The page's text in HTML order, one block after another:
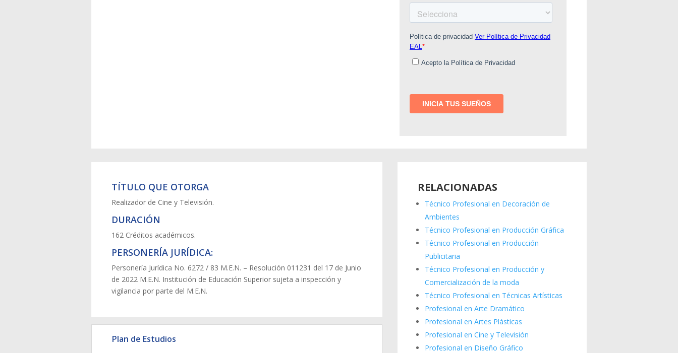
TÍTULO QUE OTORGA
Realizador de Cine y Televisión.
DURACIÓN
162 Créditos académicos.
PERSONERÍA JURÍDICA:
Personería Jurídica No. 6272 / 83 M.E.N. – Resolución 011231 del 17 de Junio
de 2022 M.E.N. Institución de Educación Superior sujeta a inspección y
vigilancia por parte del M.E.N.
Plan de Estudios
RELACIONADAS
Técnico Profesional en Decoración de
Ambientes
Técnico Profesional en Producción Gráfica
Técnico Profesional en Producción
Publicitaria
Técnico Profesional en Producción y
Comercialización de la moda
Técnico Profesional en Técnicas Artísticas
Profesional en Arte Dramático
Profesional en Artes Plásticas
Profesional en Cine y Televisión
Profesional en Diseño Gráfico